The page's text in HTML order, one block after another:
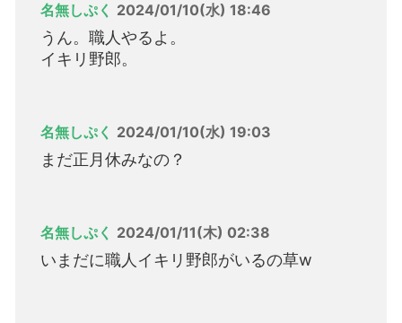
名無しぷく 2024/01/10(水) 18:46
うん。職人やるよ。
イキリ野郎。
名無しぷく 2024/01/10(水) 19:03
まだ正月休みなの？
名無しぷく 2024/01/11(木) 02:38
いまだに職人イキリ野郎がいるの草w